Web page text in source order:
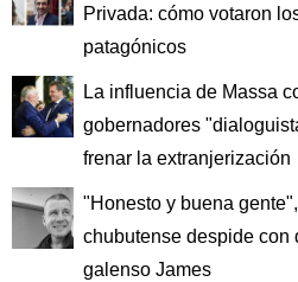
Privada: cómo votaron
patagónicos
La influencia de Massa
gobernadores
frenar la extranjerización
"Honesto y buena
chubutense despide con
galenso James